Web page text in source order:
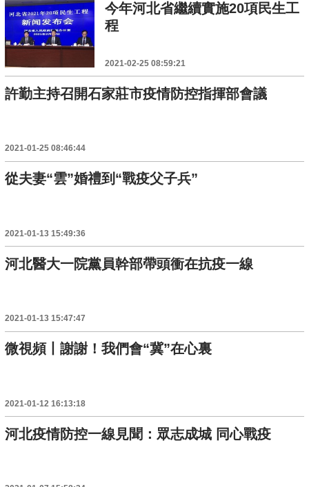
今年河北省繼續實施20項民生工
程
2021-02-25 08:59:21
許勤主持召開石家莊市疫情防控指揮部會議
2021-01-25 08:46:44
從夫妻“雲”婚禮到“戰疫父子兵”
2021-01-13 15:49:36
河北醫大一院黨員幹部帶頭衝在抗疫一線
2021-01-13 15:47:47
微視頻丨謝謝！我們會“冀”在心裏
2021-01-12 16:13:18
河北疫情防控一線見聞：眾志成城 同心戰疫